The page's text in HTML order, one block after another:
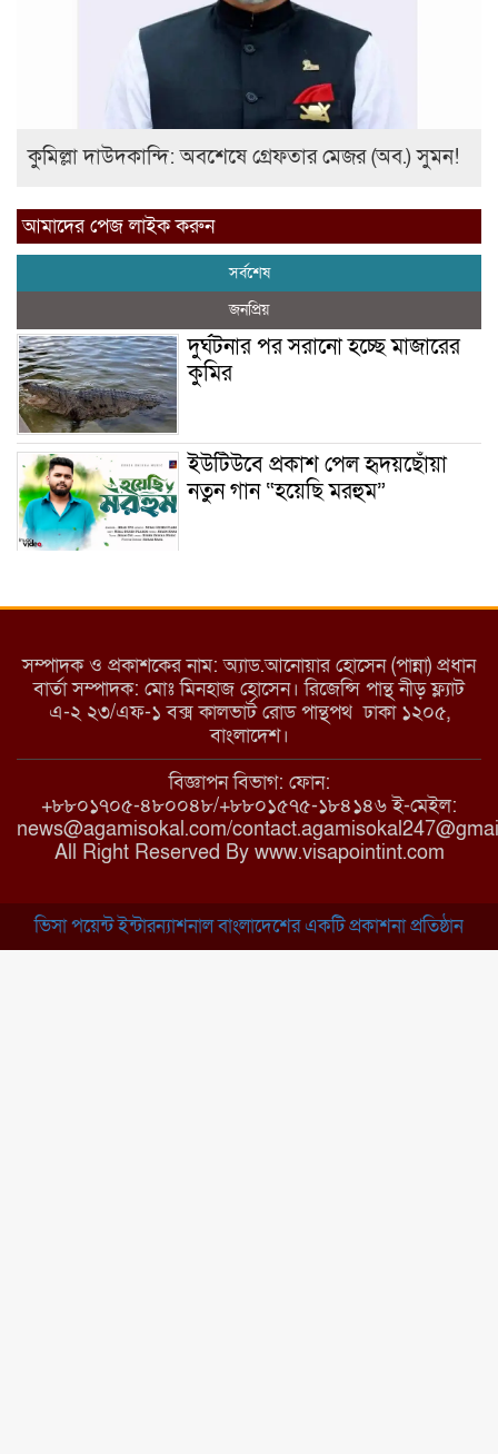
কুমিল্লা দাউদকান্দি: অবশেষে গ্রেফতার মেজর (অব.) সুমন!
আমাদের পেজ লাইক করুন
সর্বশেষ
জনপ্রিয়
দুর্ঘটনার পর সরানো হচ্ছে মাজারের
কুমির
ইউটিউবে প্রকাশ পেল হৃদয়ছোঁয়া
নতুন গান “হয়েছি মরহুম”
মরণ নেশা
মাধবপুরে কমিউনিটি ক্লিনিকে
অনিয়মের অভিযোগ
রাজবাড়ী: বালিয়াকান্দিতে কিশোরীর
ঝুলন্ত মরদেহ উদ্ধার
সম্পাদক ও প্রকাশকের নাম: অ্যাড.আনোয়ার হোসেন (পান্না) প্রধান
বার্তা সম্পাদক: মোঃ মিনহাজ হোসেন। রিজেন্সি পান্থ নীড় ফ্ল্যাট
এ-২ ২৩/এফ-১ বক্স কালভার্ট রোড পান্থপথ ঢাকা ১২০৫,
বাংলাদেশ।
বিজ্ঞাপন বিভাগ: ফোন:
+৮৮০১৭০৫-৪৮০০৪৮/+৮৮০১৫৭৫-১৮৪১৪৬ ই-মেইল:
news@agamisokal.com/
All Right Reserved By www.visapointint.com
ভিসা পয়েন্ট ইন্টারন্যাশনাল বাংলাদেশের একটি প্রকাশনা প্রতিষ্ঠান